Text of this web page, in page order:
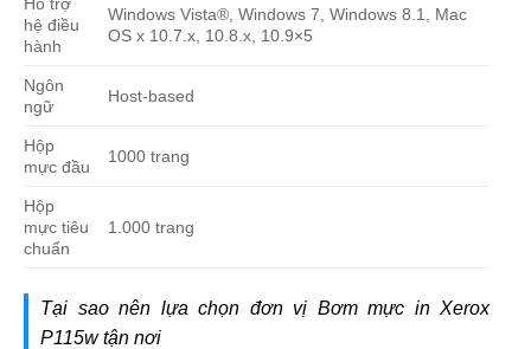
Hỗ trợ
hệ điều
hành
Windows Vista®, Windows 7, Windows 8.1, Mac
OS x 10.7.x, 10.8.x, 10.9×5
Ngôn
ngữ
Host-based
Hộp
mực đầu
1000 trang
Hộp
mực tiêu
chuẩn
1.000 trang
Tại sao nên lựa chọn đơn vị Bơm mực in Xerox
P115w tận nơi